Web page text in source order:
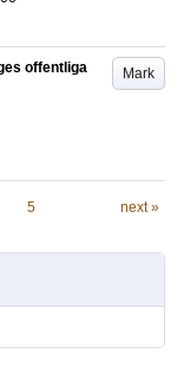
Mark
offentliga
5 next »